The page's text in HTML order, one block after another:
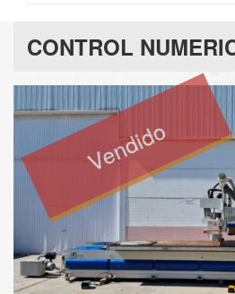
CONTROL
Vendido